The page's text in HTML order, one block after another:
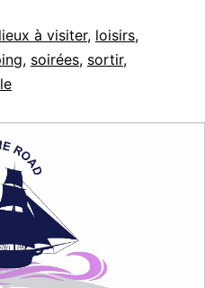
lieux à visiter, loisirs,
, soirées, sortir,